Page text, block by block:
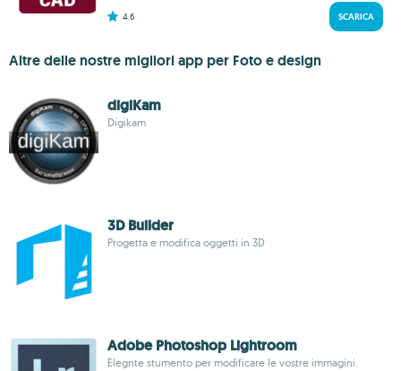
4.6 SCARICA
Altre delle nostre migliori app per Foto e design
digiKam
Digikam
3D Builder
Progetta e modifica oggetti in 3D
Adobe Photoshop Lightroom
Elegnte stumento per modificare le vostre immagini.